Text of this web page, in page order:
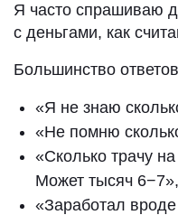
Я часто спрашиваю
с деньгами, как
Большинство
«Я не знаю
«Не помню
«Сколько трачу
Может тысяч 6−7»,
«Заработал